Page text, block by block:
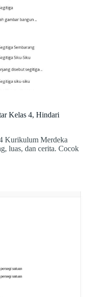
Kelas 4, Hindari
Kurikulum Merdeka
luas, dan cerita. Cocok